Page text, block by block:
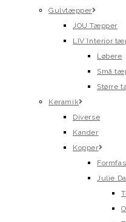
Gulvtæpper
JOU Tæpper
LIV Interior
Løbere
Små
Større
Keramik
Diverse
Kander
Kopper
Julie